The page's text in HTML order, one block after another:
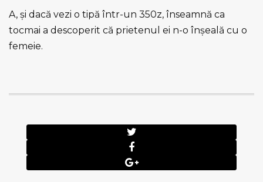
A, şi dacă vezi o tipă într-un 350z, înseamnă ca
tocmai a descoperit că prietenul ei n-o înşeală cu o
femeie.